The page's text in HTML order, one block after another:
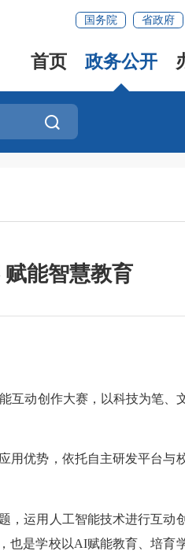
国务院 省政府
首页 政务公开
能智慧教育
动创作大赛，以科技为笔、
优势，依托自主研发平台与
运用人工智能技术进行互动
也是学校以AI赋能教育、培育